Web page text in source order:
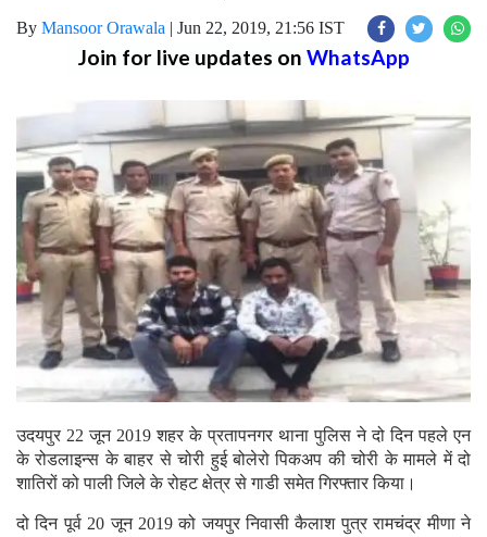
By Mansoor Orawala | Jun 22, 2019, 21:56 IST
Join for live updates on WhatsApp
उदयपुर 22 जून 2019 शहर के प्रतापनगर थाना पुलिस ने दो दिन पहले एन
के रोडलाइन्स के बाहर से चोरी हुई बोलेरो पिकअप की चोरी के मामले में दो
शातिरों को पाली जिले के रोहट क्षेत्र से गाडी समेत गिरफ्तार किया।
दो दिन पूर्व 20 जून 2019 को जयपुर निवासी कैलाश पुत्र रामचंद्र मीणा ने